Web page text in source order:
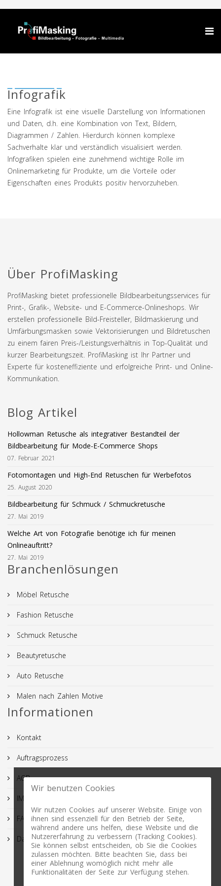
Infografik
Eine Infografik ist eine visuelle Darstellung von Informationen
und Daten, d.h. eine Kombination von Text, Bildern,
Diagrammen / Zahlen. Hierdurch können komplexe
Sachverhalte klar und verständlich visualisiert werden.
Infografiken spielen eine zunehmend wichtige Rolle im
Onlinemarketing für Produkte, um die Vorteile oder
Eigenschaften eines Produkts positiv hervorzuheben.
Über ProfiMasking
ProfiMasking bietet professionelle Bildbearbeitungsservices für
Print-, Grafik-, Website- und E-Commerce-Onlineshops. Wir
erstellen professionelle Bild-Freisteller, Bildmaskierung und
Umfärbungsmasken sowie Vektorisierungen und Bildretuschen
zu einem fairen Preis-/Leistungsverhältnis in Top-Qualität und
kurzer Bearbeitungszeit. ProfiMasking ist Ihr Partner und
Experte für kosteneffiziente und erfolgreiche Print- und Online-
Kommunikation.
Blog Artikel
Hollowman Retusche als integrativer Bestandteil der
Bildbearbeitung für Mode-E-Commerce Shops
07. Februar 2021
Fotomontagen und High-End Retuschen für Werbefotos
25. August 2020
Bildbearbeitung für Schmuck / Schmuckretusche
27. Mai 2019
Welche Art von Fotografie benötige ich für meinen
Onlineauftritt?
27. Mai 2019
Branchenlösungen
Möbel Retusche
Fashion Retusche
Schmuck Retusche
Beautyretusche
Auto Retusche
Malen nach Zahlen Motive
Informationen
Kontakt
Auftragsprozess
AGB
IMPRESSUM
FAQ
Datenschutz
Wir benutzen Cookies
Wir nutzen Cookies auf unserer Website. Einige von
ihnen sind essenziell für den Betrieb der Seite,
während andere uns helfen, diese Website und die
Nutzererfahrung zu verbessern (Tracking Cookies).
Sie können selbst entscheiden, ob Sie die Cookies
zulassen möchten. Bitte beachten Sie, dass bei
einer Ablehnung womöglich nicht mehr alle
Funktionalitäten der Seite zur Verfügung stehen.